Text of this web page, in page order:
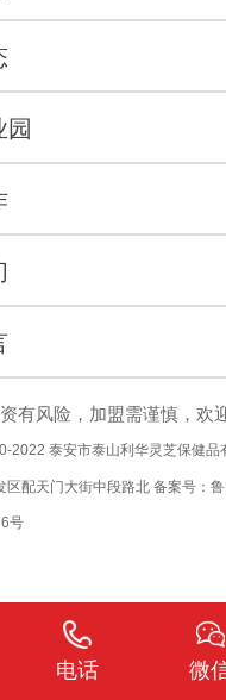
园
有风险，加盟需谨慎，欢
2022 泰安市泰山利华灵芝保健品
区配天门大街中段路北 备案号：
号
电话 微